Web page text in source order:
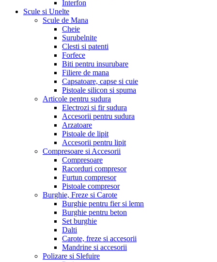
Interfon
Scule si Unelte
Scule de Mana
Cheie
Surubelnite
Clesti si patenti
Forfece
Biti pentru insurubare
Filiere de mana
Capsatoare, capse si cuie
Pistoale silicon si spuma
Articole pentru sudura
Electrozi si fir sudura
Accesorii pentru sudura
Arzatoare
Pistoale de lipit
Accesorii pentru lipit
Compresoare si Accesorii
Compresoare
Racorduri compresor
Furtun compresor
Pistoale compresor
Burghie, Freze si Carote
Burghie pentru fier si lemn
Burghie pentru beton
Set burghie
Dalti
Carote, freze si accesorii
Mandrine si accesorii
Polizare si Slefuire